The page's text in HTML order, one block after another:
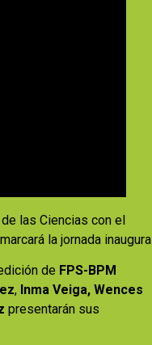
las Ciencias con el
la jornada
de FPS-BPM
, Inma Veiga, Wences
presentarán sus